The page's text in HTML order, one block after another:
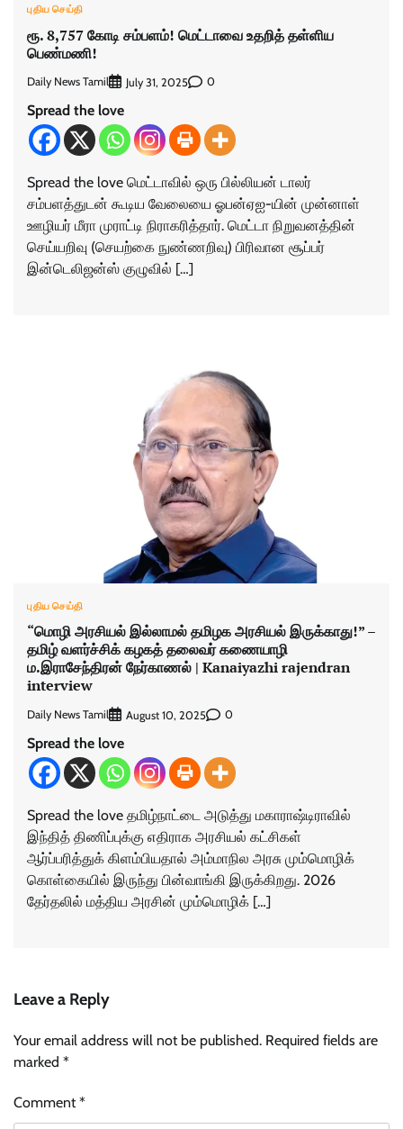
புதிய செய்தி
ரூ. 8,757 கோடி சம்பளம்! மெட்டாவை உதறித் தள்ளிய
பெண்மணி!
Daily News Tamil July 31, 2025 0
Spread the love
Spread the love மெட்டாவில் ஒரு பில்லியன் டாலர்
சம்பளத்துடன் கூடிய வேலையை ஓபன்ஏஐ-யின் முன்னாள்
ஊழியர் மீரா முராட்டி நிராகரித்தார். மெட்டா நிறுவனத்தின்
செய்யறிவு (செயற்கை நுண்ணறிவு) பிரிவான சூப்பர்
இன்டெலிஜன்ஸ் குழுவில் […]
புதிய செய்தி
“மொழி அரசியல் இல்லாமல் தமிழக அரசியல் இருக்காது!” –
தமிழ் வளர்ச்சிக் கழகத் தலைவர் கணையாழி
ம.இராசேந்திரன் நேர்காணல் | Kanaiyazhi rajendran
interview
Daily News Tamil August 10, 2025 0
Spread the love
Spread the love தமிழ்நாட்டை அடுத்து மகாராஷ்டிராவில்
இந்தித் திணிப்புக்கு எதிராக அரசியல் கட்சிகள்
ஆர்ப்பரித்துக் கிளம்பியதால் அம்மாநில அரசு மும்மொழிக்
கொள்கையில் இருந்து பின்வாங்கி இருக்கிறது. 2026
தேர்தலில் மத்திய அரசின் மும்மொழிக் […]
Leave a Reply
Your email address will not be published. Required fields are
marked *
Comment*